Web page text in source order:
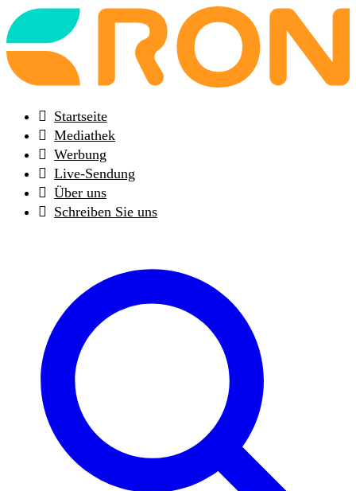
Back
to
frontpage
Startseite
Mediathek
Werbung
Live-Sendung
Über uns
Schreiben Sie uns